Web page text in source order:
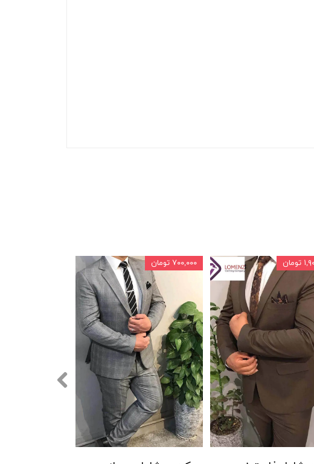
۷۰۰,۰۰۰ تومان